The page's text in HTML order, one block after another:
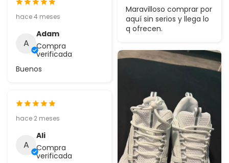
Maravilloso comprar por
aquí sin serios y llega lo
q ofrecen.
hace 4 meses
A
Adam
Compra
verificada
Buenos
hace 2 meses
A
Ali
Compra
verificada